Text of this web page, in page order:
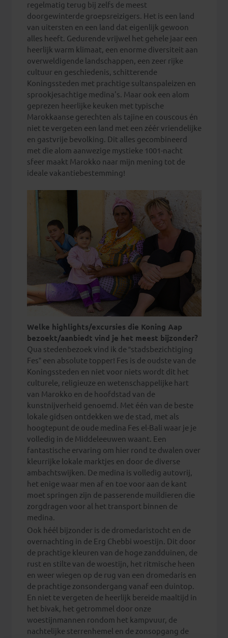
regelmatig terug bij zelfs de meest
doorgewinterde groepsreizigers. Het is een land
van uitersten en een land dat eigenlijk gewoon
alles heeft. Gedurende vrijwel het gehele jaar een
heerlijk warm klimaat, een enorme diversiteit aan
overweldigende landschappen, een zeer rijke
cultuur en geschiedenis, schitterende
Koningssteden met prachtige sultanspaleizen en
sprookjesachtige medina's. Maar ook een alom
geprezen heerlijke keuken met typische
Marokkaanse gerechten als tajine en couscous én
niet te vergeten een land met een zéér vriendelijke
en gastvrije bevolking. Dit alles gecombineerd
met die alom aanwezige mystieke 1001-nacht
sfeer maakt Marokko naar mijn mening tot de
ideale vakantiebestemming!
Welke highlights/excursies die Koning Aap
bezoekt/aanbiedt vind je het meest bijzonder?
Qua stedenbezoek vind ik de “stadsbezichtiging
Fes” een absolute topper! Fes is de oudste van de
Koningssteden en niet voor niets wordt dit het
culturele, religieuze en wetenschappelijke hart
van Marokko en de hoofdstad van de
kunstnijverheid genoemd. Met één van de beste
lokale gidsen ontdekken we de stad, met als
hoogtepunt de oude medina Fes el-Bali waar je je
volledig in de Middeleeuwen waant. Een
fantastische ervaring om hier rond te dwalen over
kleurrijke lokale marktjes en door de diverse
ambachtswijken. De medina is volledig autovrij,
het enige waar men af en toe voor aan de kant
moet springen zijn de passerende muildieren die
zorgdragen voor al het transport binnen de
medina.
Ook héél bijzonder is de dromedaristocht en de
overnachting in de Erg Chebbi woestijn. Dit door
de prachtige kleuren van de hoge zandduinen, de
rust en stilte van de woestijn, het ritmische heen
en weer wiegen op de rug van een dromedaris en
de prachtige zonsondergang vanaf een duintop.
En niet te vergeten de heerlijk bereide maaltijd in
het bivak, het getrommel door onze
woestijnmannen rondom het kampvuur, de
nachtelijke sterrenhemel en de zonsopgang de